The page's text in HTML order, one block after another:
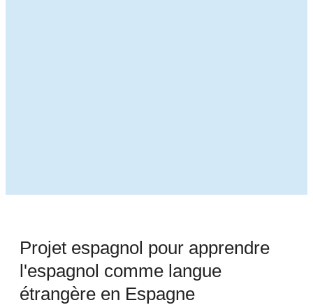
Projet espagnol pour apprendre
l'espagnol comme langue
étrangère en Espagne